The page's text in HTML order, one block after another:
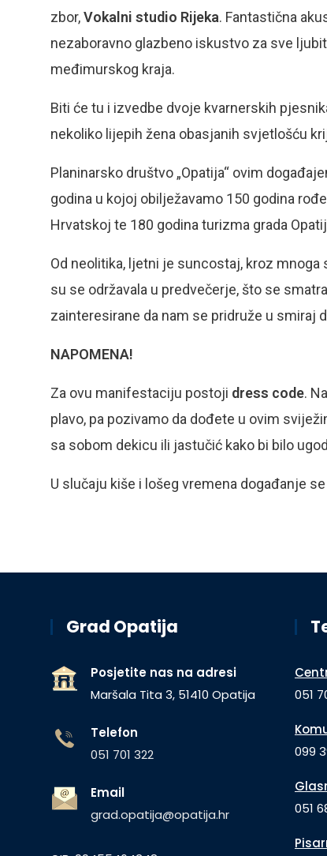
zbor,Vokalni studio Rijeka. Fantastična
nezaboravno glazbeno iskustvo za sve
međimurskog kraja.
Biti će tu i izvedbe dvoje kvarnerskih
nekoliko lijepih žena obasjanih svjetlošću
Planinarsko društvo „Opatija“ ovim
godina u kojoj obilježavamo 150 godina
Hrvatskoj te 180 godina turizma grada
Od neolitika, ljetni je suncostaj, kroz
su se održavala u predvečerje, što se
zainteresirane da nam se pridruže u smiraj
NAPOMENA!
Za ovu manifestaciju postoji dress code.
plavo, pa pozivamo da dođete u ovim
sa sobom dekicu ili jastučić kako bi bilo
U slučaju kiše i lošeg vremena događanje
Grad Opatija
Posjetite nas na adresi
Maršala Tita 3, 51410 Opatija
Telefon
051 701 322
Email
grad.opatija@opatija.hr
051
099
051